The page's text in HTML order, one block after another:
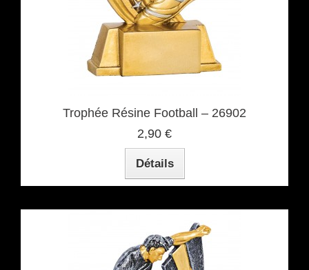
Trophée Résine Football – 26902
2,90 €
Détails